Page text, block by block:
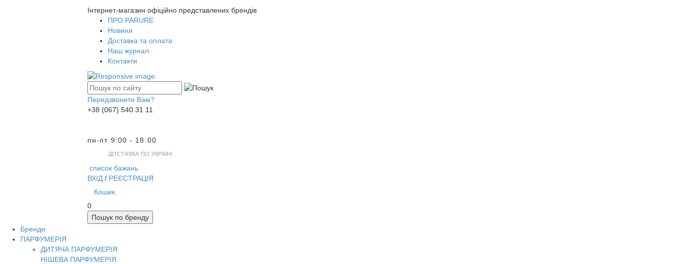
Інтернет-магазин офіційно представлених брендів
ПРО PARURE
Новини
Доставка та оплата
Наш журнал
Контакти
Передзвонити Вам?
+38 (067) 540 31 11
пн-пт 9:00 - 18:00
ДОСТАВКА ПО УКРАЇНІ
список бажань
ВХІД / РЕЄСТРАЦІЯ
Кошик
0
Пошук по бренду
Бренди
ПАРФУМЕРІЯ
ДИТЯЧА ПАРФУМЕРІЯ
НІШЕВА ПАРФУМЕРІЯ